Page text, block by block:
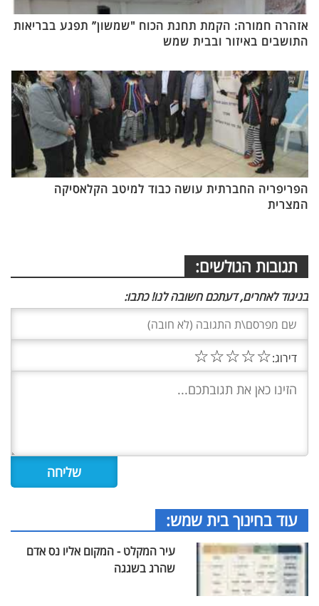
אזהרה חמורה: הקמת תחנת הכוח "שמשון” תפגע בבריאות
התושבים באיזור ובבית שמש
הפריפריה החברתית עושה כבוד למיטב הקלאסיקה
המצרית
תגובות הגולשים:
בניגוד לאחרים, דעתכם חשובה לנו! כתבו:
דירוג:☆
☆
☆
☆
☆
עוד בחינוך בית שמש:
עיר המקלט - המקום אליו נס אדם
שהרג בשגגה